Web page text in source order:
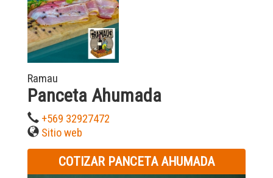
Ramau
Panceta Ahumada
+569 32927472
Sitio web
COTIZAR PANCETA AHUMADA